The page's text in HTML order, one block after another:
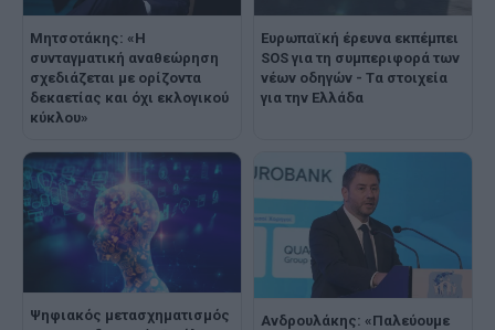
Μητσοτάκης: «Η
συνταγματική αναθεώρηση
σχεδιάζεται με ορίζοντα
δεκαετίας και όχι εκλογικού
κύκλου»
Ευρωπαϊκή έρευνα εκπέμπει
SOS για τη συμπεριφορά των
νέων οδηγών - Tα στοιχεία
για την Ελλάδα
Ψηφιακός μετασχηματισμός
Ανδρουλάκης: «Παλεύουμε